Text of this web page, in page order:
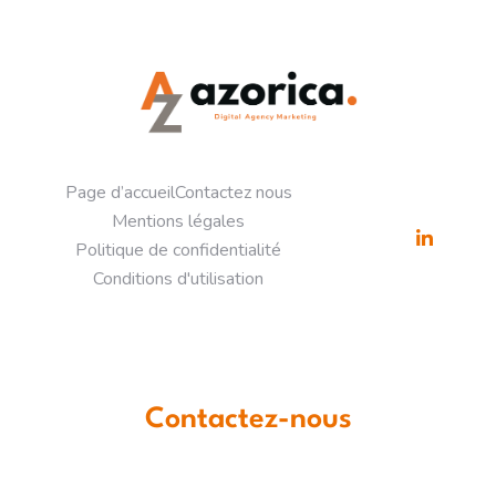
Page d’accueilContactez nous
Mentions légales
Politique de confidentialité
Conditions d'utilisation
Contactez-nous